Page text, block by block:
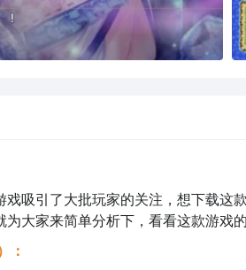
吸引了大批玩家的关注，想下载这
为大家来简单分析下，看看这款游戏
：